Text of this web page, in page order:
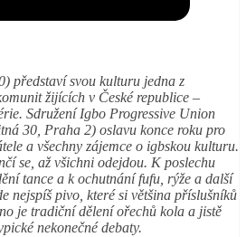
představí svou kulturu jedna z
žijících v České republice –
Sdružení Igbo Progressive Union
30, Praha 2) oslavu konce roku pro
a všechny zájemce o igbskou kulturu.
se, až všichni odejdou. K poslechu
tance a k ochutnání fufu, rýže a další
nejspíš pivo, které si většina příslušníků
je tradiční dělení ořechů kola a jistě
nekonečné debaty.